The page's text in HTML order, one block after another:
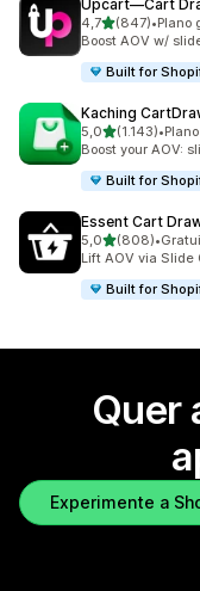
Upcart—Cart
4,7de 5 estrelas
(847)
847 total de
•Plano
Boost AOV w/
Built for
Kaching
5,0de 5 estrelas
(1.143)
1143 total de
•
Boost your AOV:
Built for
Essent Cart
5,0de 5 estrelas
(808)
808 total de•
Lift AOV via Slide
Built for
Quer
Experimente a